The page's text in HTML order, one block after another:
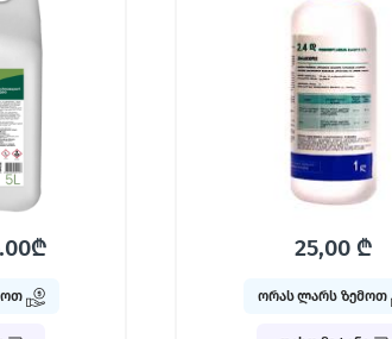
₾ 25,00 ₾
ორას ლარს ზემოთ